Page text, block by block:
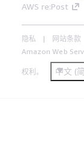
AWS re:Post
隐私 网站条款
Amazon Web
权利。 中文 (